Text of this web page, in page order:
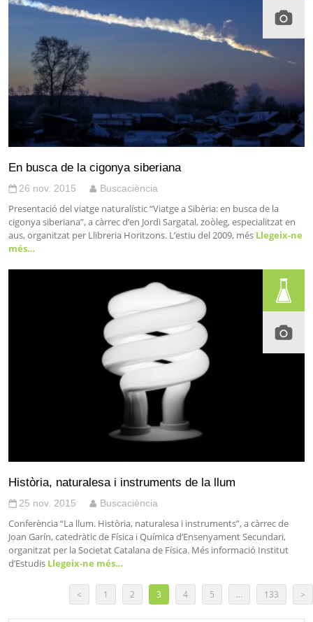
En busca de la cigonya siberiana
26 nov. 2015 Buscaciència
Presentació del viatge naturalístic “Viatge a Sibèria: en busca de la
cigonya siberiana”, a càrrec d’en Jordi Sargatal, zoòleg, especialitzat en
aus, organitzat per Llibreria Horitzons. L’estiu del 2009, més Llegeix-ne
més…
Història, naturalesa i instruments de la llum
25 nov. 2015 Buscaciència
Conferència “La llum. Història, naturalesa i instruments”, a càrrec de
Joan Garín, catedràtic de Física i Química d’Ensenyament Secundari,
organitzat per la Societat Catalana de Física. Més informació Institut
d’Estudis Llegeix-ne més…
< 1 2 3 4 5 … 133 >